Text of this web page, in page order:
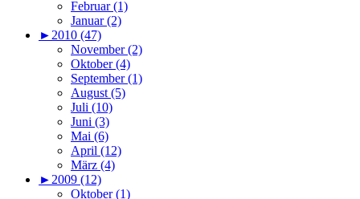
Februar (1)
Januar (2)
► 2010 (47)
November (2)
Oktober (4)
September (1)
August (5)
Juli (10)
Juni (3)
Mai (6)
April (12)
März (4)
► 2009 (12)
Oktober (1)